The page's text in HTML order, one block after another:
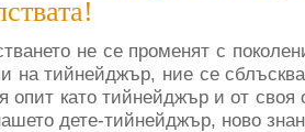
не се променят с
на тийнейджър, ние се
опит като тийнейджър и от своя
дете-тийнейджър, ново